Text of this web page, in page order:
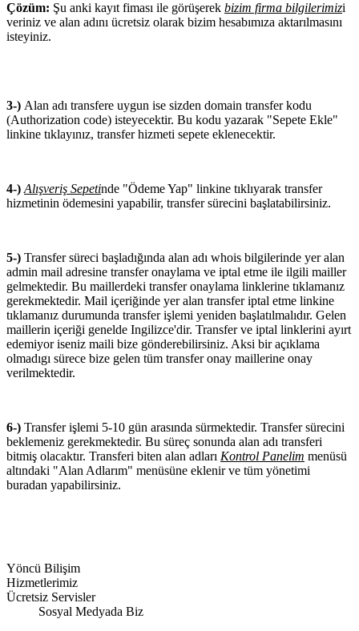
Çözüm: Şu anki kayıt fiması ile görüşerek bizim firma bilgilerimizi
veriniz ve alan adını ücretsiz olarak bizim hesabımıza aktarılmasını
isteyiniz.
3-) Alan adı transfere uygun ise sizden domain transfer kodu
(Authorization code) isteyecektir. Bu kodu yazarak "Sepete Ekle"
linkine tıklayınız, transfer hizmeti sepete eklenecektir.
4-) Alışveriş Sepetinde "Ödeme Yap" linkine tıklıyarak transfer
hizmetinin ödemesini yapabilir, transfer sürecini başlatabilirsiniz.
5-) Transfer süreci başladığında alan adı whois bilgilerinde yer alan
admin mail adresine transfer onaylama ve iptal etme ile ilgili mailler
gelmektedir. Bu maillerdeki transfer onaylama linklerine tıklamanız
gerekmektedir. Mail içeriğinde yer alan transfer iptal etme linkine
tıklamanız durumunda transfer işlemi yeniden başlatılmalıdır. Gelen
maillerin içeriği genelde Ingilizce'dir. Transfer ve iptal linklerini ayırt
edemiyor iseniz maili bize gönderebilirsiniz. Aksi bir açıklama
olmadıgı sürece bize gelen tüm transfer onay maillerine onay
verilmektedir.
6-) Transfer işlemi 5-10 gün arasında sürmektedir. Transfer sürecini
beklemeniz gerekmektedir. Bu süreç sonunda alan adı transferi
bitmiş olacaktır. Transferi biten alan adları Kontrol Panelim menüsü
altındaki "Alan Adlarım" menüsüne eklenir ve tüm yönetimi
buradan yapabilirsiniz.
Yöncü Bilişim
Hizmetlerimiz
Ücretsiz Servisler
Sosyal Medyada Biz